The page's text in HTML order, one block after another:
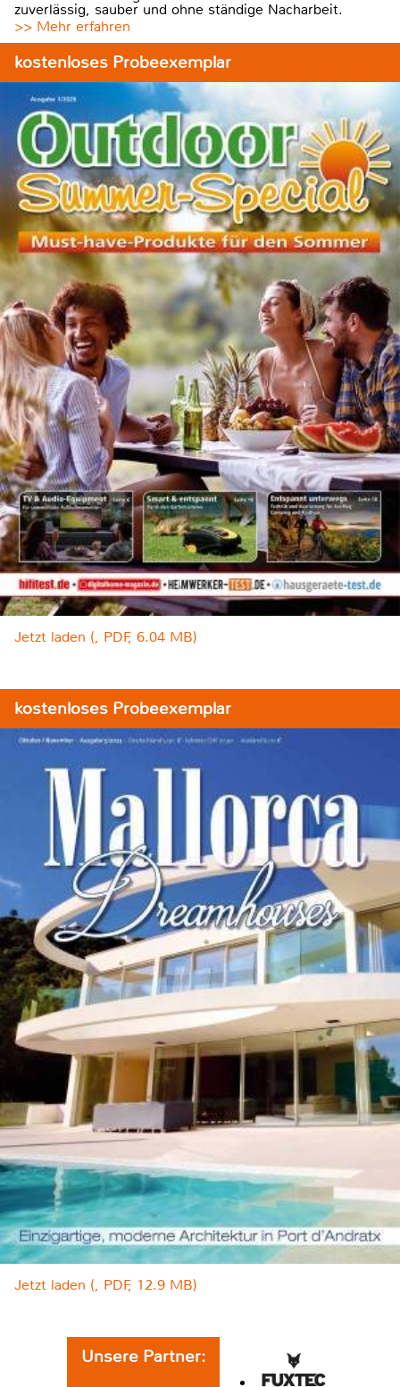
zuverlässig, sauber und ohne ständige Nacharbeit.
>> Mehr erfahren
kostenloses Probeexemplar
Jetzt laden (, PDF, 6.04 MB)
kostenloses Probeexemplar
Jetzt laden (, PDF, 12.9 MB)
Unsere Partner: